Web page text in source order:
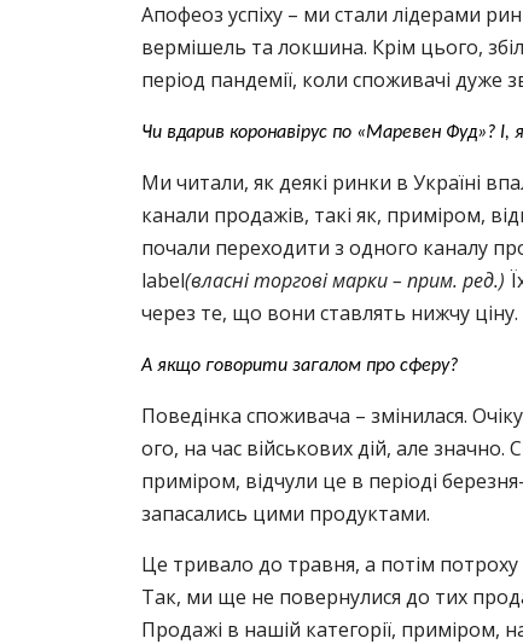
Апофеоз успіху – ми стали лідерами
вермішель та локшина. Крім цього,
період пандемії, коли споживачі дуже
Чи вдарив коронавірус по «Маревен Фуд»?
Ми читали, як деякі ринки в Україні
канали продажів, такі як, приміром,
почали переходити з одного каналу
label(власні торгові марки – прим. ред.)
через те, що вони ставлять нижчу ціну.
А якщо говорити загалом про сферу?
Поведінка споживача – змінилася.
ого, на час військових дій, але
приміром, відчули це в періоді
запасались цими продуктами.
Це тривало до травня, а потім
Так, ми ще не повернулися до тих
Продажі в нашій категорії, приміром,